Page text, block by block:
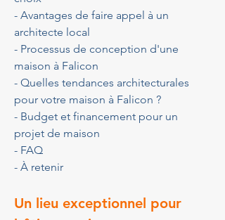
- Avantages de faire appel à un
architecte local
- Processus de conception d'une
maison à Falicon
- Quelles tendances architecturales
pour votre maison à Falicon ?
- Budget et financement pour un
projet de maison
- FAQ
- À retenir
Un lieu exceptionnel pour